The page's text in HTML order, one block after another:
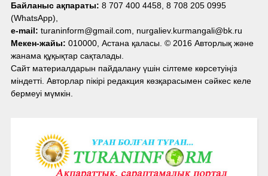
Байланыс ақпараты: 8 707 400 4458, 8 708 205 0995
(WhatsApp),
e-mail: turaninform@gmail.com, nurgaliev.kurmangali@bk.ru
Мекен-жайы: 010000, Астана қаласы. © 2016 Авторлық және
жанама құқықтар сақталады.
Сайт материалдарын пайдалану үшін сілтеме көрсетуіңіз
міндетті. Авторлар пікірі редакция көзқарасымен сәйкес келе
бермеуі мүмкін.